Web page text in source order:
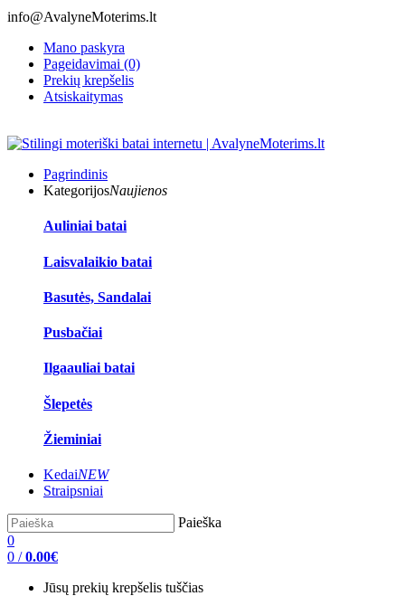
info@AvalyneMoterims.lt
Mano paskyra
Pageidavimai (0)
Prekių krepšelis
Atsiskaitymas
Pagrindinis
KategorijosNaujienos
Auliniai batai
Laisvalaikio batai
Basutės, Sandalai
Pusbačiai
Ilgaauliai batai
Šlepetės
Žieminiai
KedaiNEW
Straipsniai
Paieška
0
0 / 0.00€
Jūsų prekių krepšelis tuščias